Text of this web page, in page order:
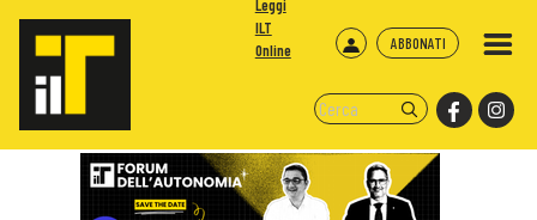
ABBONATI
Leggi
ILT
Online